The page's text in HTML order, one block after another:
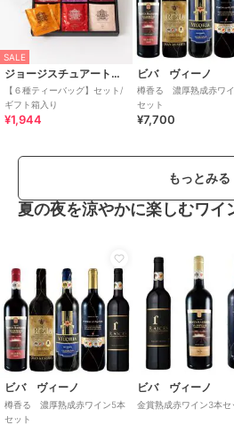
SALE
ジョージスチュアートティ
【６種ティーバッグ】セット/
ギフト箱入り
¥1,944
ビバ ヴィーノ
樽香る 濃厚熟成赤ワ
セット
¥7,700
もっとみる
夏の夜を涼やかに楽しむワイ
ビバ ヴィーノ
樽香る 濃厚熟成赤ワイン5本
セット
ビバ ヴィーノ
金賞熟成赤ワイン3本セ